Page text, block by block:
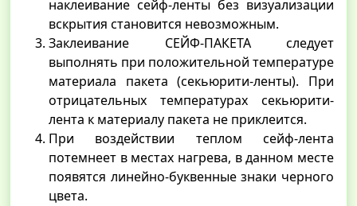
наклеивание сейф-ленты без визуализации
вскрытия становится невозможным.
Заклеивание СЕЙФ-ПАКЕТА следует
выполнять при положительной температуре
материала пакета (секьюрити-ленты). При
отрицательных температурах секьюрити-
лента к материалу пакета не приклеится.
При воздействии теплом сейф-лента
потемнеет в местах нагрева, в данном месте
появятся линейно-буквенные знаки черного
цвета.